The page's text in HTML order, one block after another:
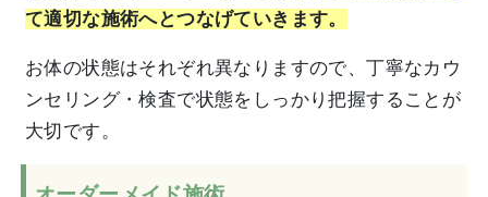
て適切な施術へとつなげていきます。
お体の状態はそれぞれ異なりますので、丁寧なカウ
ンセリング・検査で状態をしっかり把握することが
大切です。